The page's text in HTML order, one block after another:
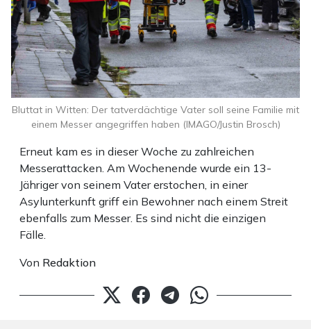
Erneut kam es in dieser Woche zu zahlreichen
Messerattacken. Am Wochenende wurde ein 13-
Jähriger von seinem Vater erstochen, in einer
Asylunterkunft griff ein Bewohner nach einem Streit
ebenfalls zum Messer. Es sind nicht die einzigen
Fälle.
Von Redaktion
Bluttat in Witten: Der tatverdächtige Vater soll seine Familie mit
einem Messer angegriffen haben (IMAGO/Justin Brosch)